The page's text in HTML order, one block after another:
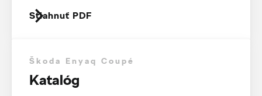
Stiahnuť PDF
Škoda Enyaq Coupé
Katalóg